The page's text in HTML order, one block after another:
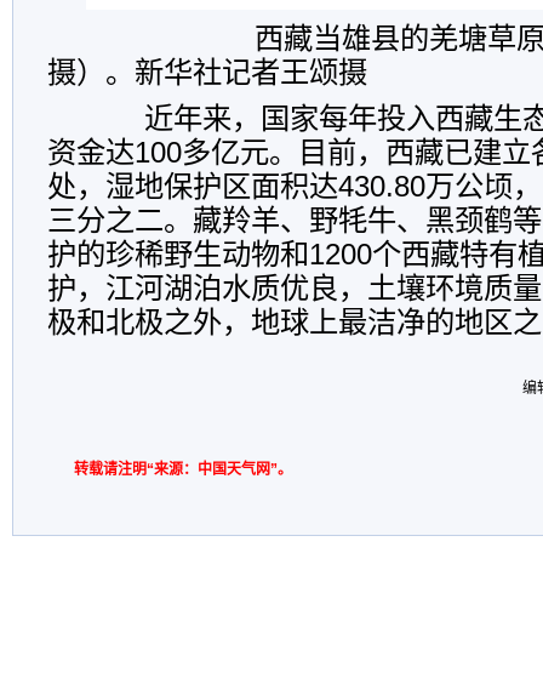
西藏当雄县的羌塘草原（
摄）。新华社记者王颂摄
近年来，国家每年投入西藏生
资金达100多亿元。目前，西藏已建立
处，湿地保护区面积达430.80万公顷
三分之二。藏羚羊、野牦牛、黑颈鹤
护的珍稀野生动物和1200个西藏特有
护，江河湖泊水质优良，土壤环境质
极和北极之外，地球上最洁净的地区
编
转载请注明“来源：中国天气网”。